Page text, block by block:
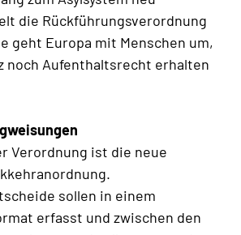
die Rückführungsverordnung
geht Europa mit Menschen um,
noch Aufenthaltsrecht erhalten
Verordnung ist die neue
sollen in einem
erfasst und zwischen den